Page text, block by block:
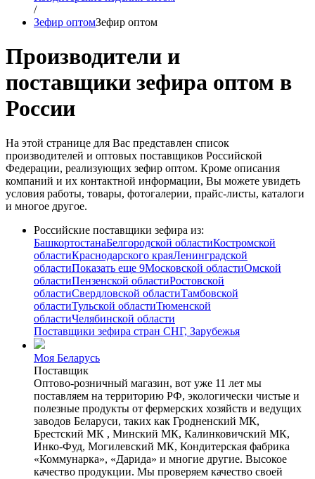
/
Зефир оптомЗефир оптом
Производители и
поставщики зефира оптом в
России
На этой странице для Вас представлен список
производителей и оптовых поставщиков Российской
Федерации, реализующих зефир оптом. Кроме описания
компаний и их контактной информации, Вы можете увидеть
условия работы, товары, фотогалерии, прайс-листы, каталоги
и многое другое.
Российские поставщики зефира из:
БашкортостанаБелгородской областиКостромской
областиКраснодарского краяЛенинградской
областиПоказать еще 9Московской областиОмской
областиПензенской областиРостовской
областиСвердловской областиТамбовской
областиТульской областиТюменской
областиЧелябинской области
Поставщики зефира стран СНГ, Зарубежья
Моя Беларусь
Поставщик
Оптово-розничный магазин, вот уже 11 лет мы
поставляем на территорию РФ, экологически чистые и
полезные продукты от фермерских хозяйств и ведущих
заводов Беларуси, таких как Гродненский МК,
Брестский МК , Минский МК, Калинковичский МК,
Инко-Фуд, Могилевский МК, Кондитерская фабрика
«Коммунарка», «Дарида» и многие другие. Высокое
качество продукции. Мы проверяем качество своей